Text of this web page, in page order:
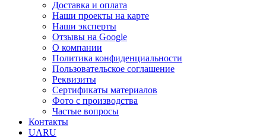
Доставка и оплата
Наши проекты на карте
Наши эксперты
Отзывы на Google
О компании
Политика конфиденциальности
Пользовательское соглашение
Реквизиты
Сертификаты материалов
Фото с производства
Частые вопросы
Контакты
UARU